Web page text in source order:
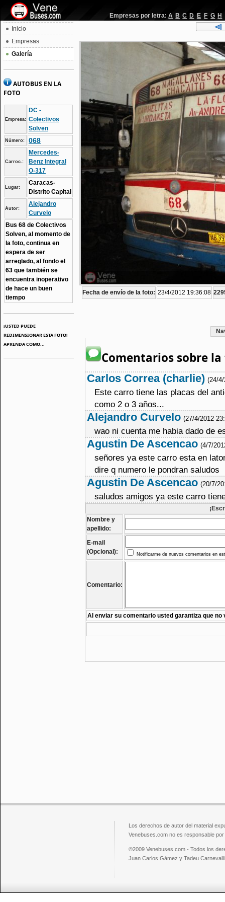
Empresas por letra: A B C D E F G H
Inicio
Empresas
Galería
AUTOBUS EN LA
FOTO
Empresa:
DC -
Colectivos
Solven
Número: 068
Carroc.:
Mercedes-
Benz Integral
O-317
Lugar:
Caracas-
Distrito Capital
Autor:
Alejandro
Curvelo
Bus 68 de Colectivos
Solven, al momento de
la foto, continua en
espera de ser
arreglado, al fondo el
63 que también se
encuentra inoperativo
de hace un buen
tiempo
¡USTED PUEDE
REDIMENSIONAR ESTA FOTO!
APRENDA COMO...
Fecha de envío de la foto: 23/4/2012 19:36:08
Comentarios sobre
Carlos Correa (charlie) (24/
Este carro tiene las placas del
como 2 o 3 años...
Alejandro Curvelo (27/4/2012
wao ni cuenta me habia dado de
Agustin De Ascencao (4/7/
señores ya este carro esta en
dire q numero le pondran saludos
Agustin De Ascencao (20/7/
saludos amigos ya este carro
Nombre y
apellido:
E-mail
(Opcional):
Notificarme de nuevos comentarios en
Comentario:
Al enviar su comentario usted garantiza que no
Los derechos de autor del material
Venebuses.com no es responsable
©2009 Venebuses.com - Todos los
Juan Carlos Gámez y Tadeu Carnevalli